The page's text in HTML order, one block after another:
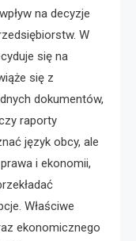
na decyzje
W
się na
się z
dokumentów,
raporty
język obcy, ale
i ekonomii,
Właściwe
ekonomicznego